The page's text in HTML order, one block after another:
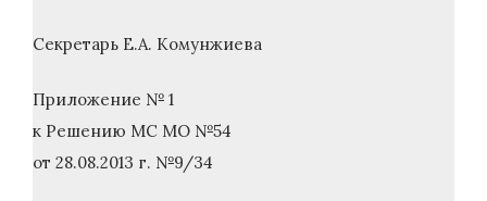
Секретарь Е.А. Комунжиева
Приложение № 1
к Решению МС МО №54
от 28.08.2013 г. №9/34